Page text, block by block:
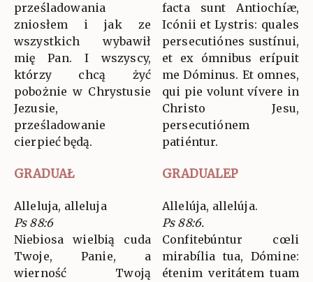
prześladowania
zniosłem i jak ze
wszystkich wybawił
mię Pan. I wszyscy,
którzy chcą żyć
pobożnie w Chrystusie
Jezusie,
prześladowanie
cierpieć będą.
facta sunt Antiochíæ,
Icónii et Lystris: quales
persecutiónes sustínui,
et ex ómnibus erípuit
me Dóminus. Et omnes,
qui pie volunt vívere in
Christo Jesu,
persecutiónem
patiéntur.
GRADUAŁ GRADUALEP
Alleluja, alleluja
Ps 88:6
Niebiosa wielbią cuda
Twoje, Panie, a
wierność Twoją
Allelúja, allelúja.
Ps 88:6.
Confitebúntur cœli
mirabília tua, Dómine:
étenim veritátem tuam